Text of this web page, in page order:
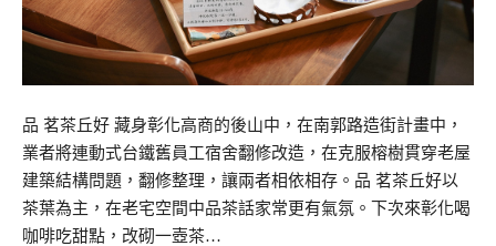
品 茗茶丘好 藏身彰化高商的後山中，在南郭路造街計畫中，
業者將連動式台鐵舊員工宿舍翻修改造，在克服榕樹貫穿老屋
建築結構問題，翻修整理，讓兩者相依相存。品 茗茶丘好以
茶葉為主，在老宅空間中品茶話家常更有氣氛。下次來彰化喝
咖啡吃甜點，改砌一壺茶…